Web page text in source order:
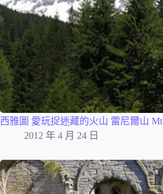
西雅圖 愛玩捉迷藏的火山 雷尼爾山
2012 年 4 月 24 日